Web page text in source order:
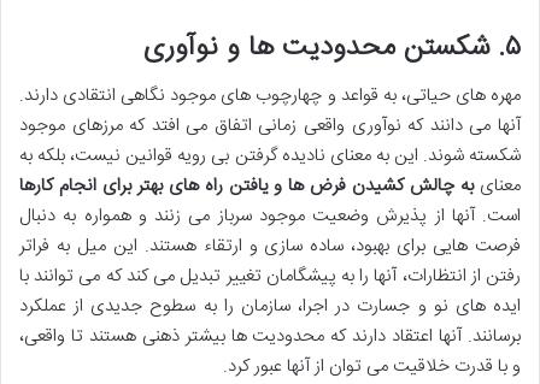
۵. شکستن محدودیت ها و نوآوری
مهره های حیاتی، به قواعد و چهارچوب های موجود نگاهی انتقادی دارند.
آنها می دانند که نوآوری واقعی زمانی اتفاق می افتد که مرزهای موجود
شکسته شوند. این به معنای نادیده گرفتن بی رویه قوانین نیست، بلکه به
معنایبه چالش کشیدن فرض ها و یافتن راه های بهتر برای انجام کارها
است. آنها از پذیرش وضعیت موجود سرباز می زنند و همواره به دنبال
فرصت هایی برای بهبود، ساده سازی و ارتقاء هستند. این میل به فراتر
رفتن از انتظارات، آنها را به پیشگامان تغییر تبدیل می کند که می توانند با
ایده های نو و جسارت در اجرا، سازمان را به سطوح جدیدی از عملکرد
برسانند. آنها اعتقاد دارند که محدودیت ها بیشتر ذهنی هستند تا واقعی،
و با قدرت خلاقیت می توان از آنها عبور کرد.